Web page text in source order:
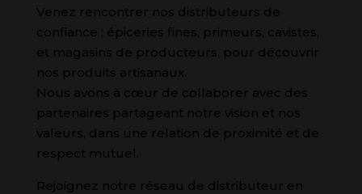
Venez rencontrer nos distributeurs de
confiance : épiceries fines, primeurs, cavistes,
et magasins de producteurs, pour découvrir
nos produits artisanaux.
Nous avons à cœur de collaborer avec des
partenaires partageant notre vision et nos
valeurs, dans une relation de proximité et de
respect mutuel.
Rejoignez notre réseau de distributeur en